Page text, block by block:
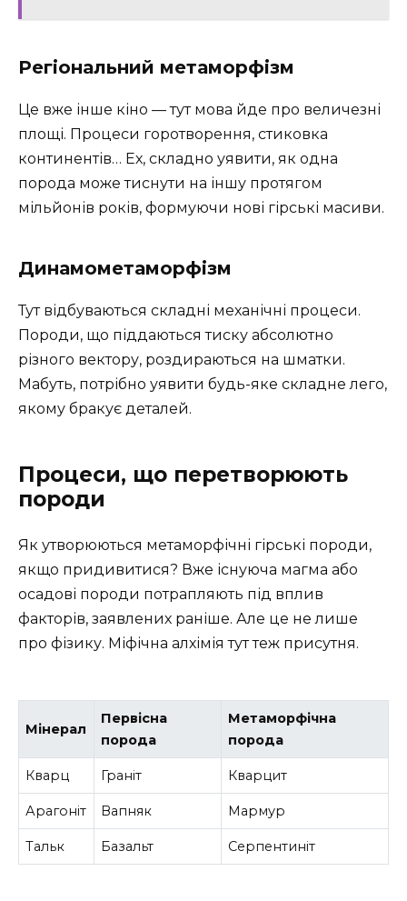
Регіональний метаморфізм
Це вже інше кіно — тут мова йде про величезні
площі. Процеси горотворення, стиковка
континентів… Ех, складно уявити, як одна
порода може тиснути на іншу протягом
мільйонів років, формуючи нові гірські масиви.
Динамометаморфізм
Тут відбуваються складні механічні процеси.
Породи, що піддаються тиску абсолютно
різного вектору, роздираються на шматки.
Мабуть, потрібно уявити будь-яке складне лего,
якому бракує деталей.
Процеси, що перетворюють
породи
Як утворюються метаморфічні гірські породи,
якщо придивитися? Вже існуюча магма або
осадові породи потрапляють під вплив
факторів, заявлених раніше. Але це не лише
про фізику. Міфічна алхімія тут теж присутня.
Мінерал
Первісна
порода
Метаморфічна
порода
Кварц Граніт Кварцит
Арагоніт Вапняк Мармур
Тальк Базальт Серпентиніт